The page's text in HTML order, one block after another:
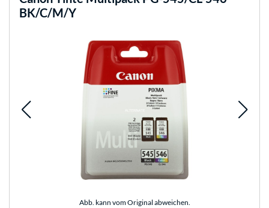
BK/C/M/Y
Abb. kann vom Original abweichen.